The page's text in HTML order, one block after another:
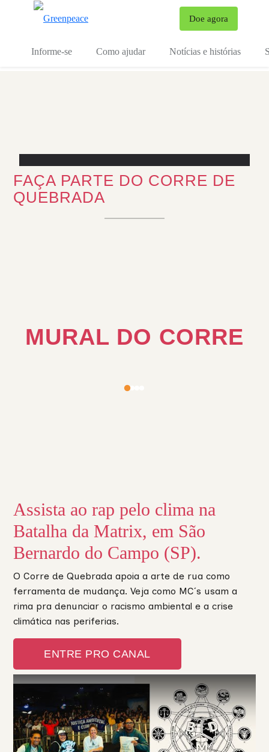
Doe agora
Informe-se Como ajudar Notícias e histórias
FAÇA PARTE DO CORRE DE
QUEBRADA
MURAL DO CORRE
Assista ao rap pelo clima na
Batalha da Matrix, em São
Bernardo do Campo (SP).
O Corre de Quebrada apoia a arte de rua como
ferramenta de mudança. Veja como MC´s usam a
rima pra denunciar o racismo ambiental e a crise
climática nas periferias.
ENTRE PRO CANAL